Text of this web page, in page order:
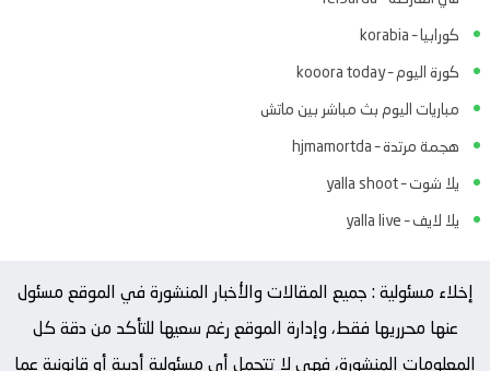
كورابيا – korabia
كورة اليوم – kooora today
مباريات اليوم بث مباشر بين ماتش
هجمة مرتدة – hjmamortda
يلا شوت – yalla shoot
يلا لايف – yalla live
إخلاء مسئولية : جميع المقالات والأخبار المنشورة في الموقع مسئول
عنها محرريها فقط، وإدارة الموقع رغم سعيها للتأكد من دقة كل
المعلومات المنشورة، فهي لا تتحمل أي مسئولية أدبية أو قانونية عما